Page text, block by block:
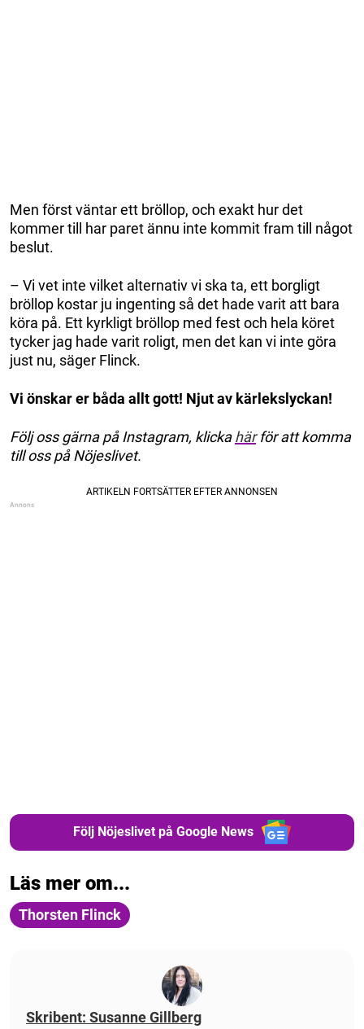
Men först väntar ett bröllop, och exakt hur det
kommer till har paret ännu inte kommit fram till något
beslut.
– Vi vet inte vilket alternativ vi ska ta, ett borgligt
bröllop kostar ju ingenting så det hade varit att bara
köra på. Ett kyrkligt bröllop med fest och hela köret
tycker jag hade varit roligt, men det kan vi inte göra
just nu, säger Flinck.
Vi önskar er båda allt gott! Njut av kärlekslyckan!
Följ oss gärna på Instagram, klickahärför att komma
till oss på Nöjeslivet.
Följ Nöjeslivet på Google News
Läs mer om...
Thorsten Flinck
Skribent: Susanne Gillberg